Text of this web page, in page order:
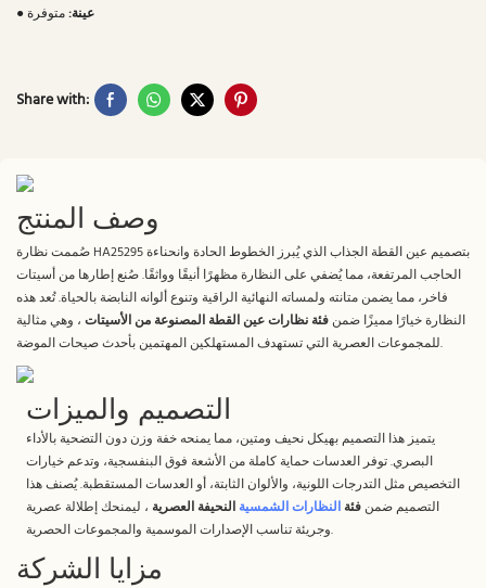
●
عينة:متوفرة
Share with:
وصف المنتج
صُممت نظارة HA25295 بتصميم عين القطة الجذاب الذي يُبرز الخطوط الحادة وانحناءة
الحاجب المرتفعة، مما يُضفي على النظارة مظهرًا أنيقًا وواثقًا. صُنع إطارها من أسيتات
فاخر، مما يضمن متانته ولمساته النهائية الراقية وتنوع ألوانه النابضة بالحياة. تُعد هذه
النظارة خيارًا مميزًا ضمن فئة نظارات عين القطة المصنوعة من الأسيتات ، وهي مثالية
للمجموعات العصرية التي تستهدف المستهلكين المهتمين بأحدث صيحات الموضة.
التصميم والميزات
يتميز هذا التصميم بهيكل نحيف ومتين، مما يمنحه خفة وزن دون التضحية بالأداء
البصري. توفر العدسات حماية كاملة من الأشعة فوق البنفسجية، وتدعم خيارات
التخصيص مثل التدرجات اللونية، والألوان الثابتة، أو العدسات المستقطبة. يُصنف هذا
التصميم ضمنفئةالنظارات الشمسية النحيفة العصرية ، ليمنحك إطلالة عصرية
وجريئة تناسب الإصدارات الموسمية والمجموعات الحصرية.
مزايا الشركة